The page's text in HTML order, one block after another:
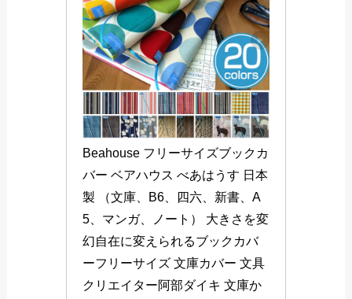
Beahouse フリーサイズブックカ
バー ベアハウス べあはうす 日本
製 （文庫、B6、四六、新書、A
5、マンガ、ノート） 大きさを変
幻自在に変えられるブックカバ
ーフリーサイズ 文庫カバー 文具
クリエイター阿部ダイキ 文庫か